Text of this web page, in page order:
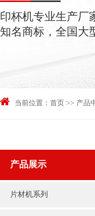
印杯机专业生产厂
知名商标，全国大
当前位置： 首页 >> 产品
产品展示
片材机系列